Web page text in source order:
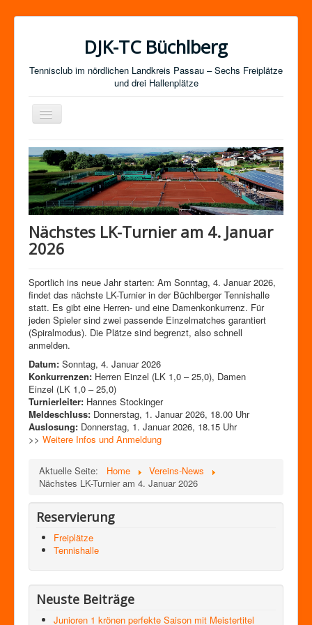
DJK-TC Büchlberg
Tennisclub im nördlichen Landkreis Passau – Sechs Freiplätze
und drei Hallenplätze
Navigation
an/aus
News
Termine
Mitgliedschaft / Kurse
Newsletter-Anmeldung
Mannschaften
Impressum
Zutrittskontrolle
Förderverein
Nächstes LK-Turnier am 4. Januar
2026
Sportlich ins neue Jahr starten: Am Sonntag, 4. Januar 2026,
findet das nächste LK-Turnier in der Büchlberger Tennishalle
statt. Es gibt eine Herren- und eine Damenkonkurrenz. Für
jeden Spieler sind zwei passende Einzelmatches garantiert
(Spiralmodus). Die Plätze sind begrenzt, also schnell
anmelden.
Datum: Sonntag, 4. Januar 2026
Konkurrenzen: Herren Einzel (LK 1,0 – 25,0), Damen
Einzel (LK 1,0 – 25,0)
Turnierleiter: Hannes Stockinger
Meldeschluss: Donnerstag, 1. Januar 2026, 18.00 Uhr
Auslosung: Donnerstag, 1. Januar 2026, 18.15 Uhr
>> Weitere Infos und Anmeldung
Aktuelle Seite: Home
Vereins-News
Nächstes LK-Turnier am 4. Januar 2026
Reservierung
Freiplätze
Tennishalle
Neuste Beiträge
Junioren 1 krönen perfekte Saison mit Meistertitel